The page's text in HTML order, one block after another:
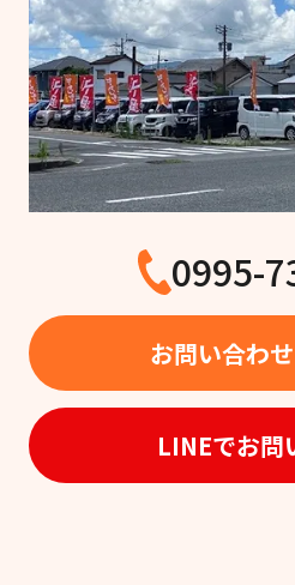
0995-
お問い合わ
LINEでお問